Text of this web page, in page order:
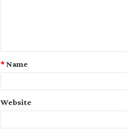
Name
*
Website